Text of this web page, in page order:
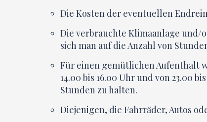
Die Kosten der eventuellen
Die verbrauchte Klimaanlage und/
sich man auf die Anzahl von
Für einen gemütlichen Aufenthalt
14.00 bis 16.00 Uhr und von 23.00
Stunden zu halten.
Diejenigen, die Fahrräder, Autos